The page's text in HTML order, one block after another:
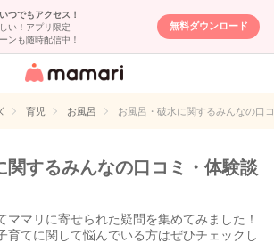
つでもアクセス！
い！アプリ限定
ンも随時配信中！
無料ダウンロード
女性専用匿名QA
イト
育児 お風呂 お風呂・破水に関するみんなの口
関するみんなの口コミ・体験談
ママリに寄せられた疑問を集めてみました！
育てに関して悩んでいる方はぜひチェックし